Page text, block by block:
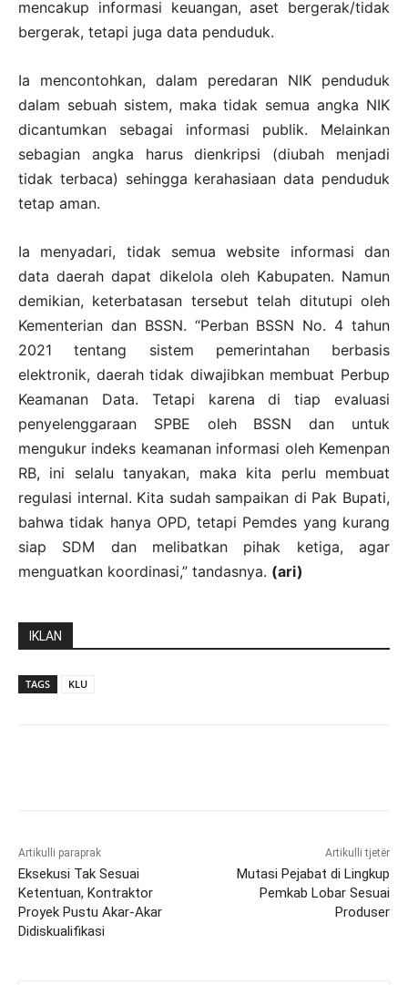
mencakup informasi keuangan, aset bergerak/tidak
bergerak, tetapi juga data penduduk.
Ia mencontohkan, dalam peredaran NIK penduduk
dalam sebuah sistem, maka tidak semua angka NIK
dicantumkan sebagai informasi publik. Melainkan
sebagian angka harus dienkripsi (diubah menjadi
tidak terbaca) sehingga kerahasiaan data penduduk
tetap aman.
Ia menyadari, tidak semua website informasi dan
data daerah dapat dikelola oleh Kabupaten. Namun
demikian, keterbatasan tersebut telah ditutupi oleh
Kementerian dan BSSN. “Perban BSSN No. 4 tahun
2021 tentang sistem pemerintahan berbasis
elektronik, daerah tidak diwajibkan membuat Perbup
Keamanan Data. Tetapi karena di tiap evaluasi
penyelenggaraan SPBE oleh BSSN dan untuk
mengukur indeks keamanan informasi oleh Kemenpan
RB, ini selalu tanyakan, maka kita perlu membuat
regulasi internal. Kita sudah sampaikan di Pak Bupati,
bahwa tidak hanya OPD, tetapi Pemdes yang kurang
siap SDM dan melibatkan pihak ketiga, agar
menguatkan koordinasi,” tandasnya. (ari)
IKLAN
TAGS KLU
Artikulli paraprak
Eksekusi Tak Sesuai
Ketentuan, Kontraktor
Proyek Pustu Akar-Akar
Didiskualifikasi
Artikulli tjetër
Mutasi Pejabat di Lingkup
Pemkab Lobar Sesuai
Produser